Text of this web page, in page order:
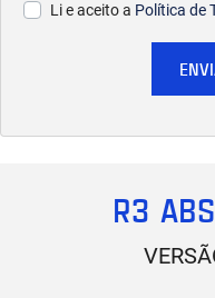
Li e aceito a Política de
R3